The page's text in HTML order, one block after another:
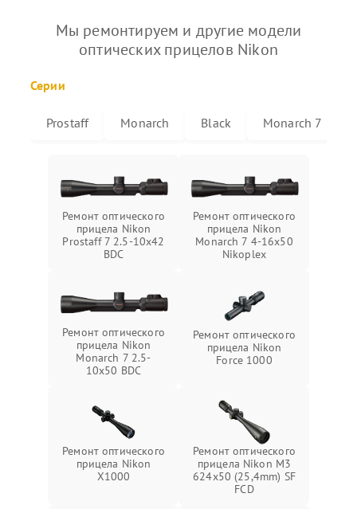
Мы ремонтируем и другие модели
оптических прицелов Nikon
Серии
Prostaff Monarch Black Monarch 7
Ремонт оптического
прицела Nikon
Prostaff 7 2.5-10x42
BDC
Ремонт оптического
прицела Nikon
Monarch 7 4-16x50
Nikoplex
Ремонт оптического
прицела Nikon
Monarch 7 2.5-
10x50 BDC
Ремонт оптического
прицела Nikon
Force 1000
Ремонт оптического
прицела Nikon
X1000
Ремонт оптического
прицела Nikon M3
624x50 (25,4mm) SF
FCD